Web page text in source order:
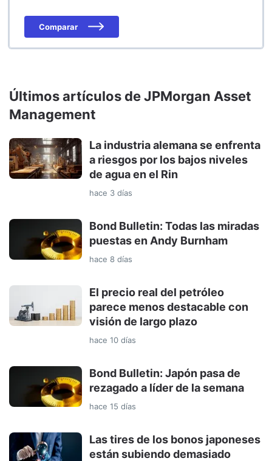
Comparar
Últimos artículos de JPMorgan Asset
Management
La industria alemana se enfrenta
a riesgos por los bajos niveles
de agua en el Rin
hace 3 días
Bond Bulletin: Todas las miradas
puestas en Andy Burnham
hace 8 días
El precio real del petróleo
parece menos destacable con
visión de largo plazo
hace 10 días
Bond Bulletin: Japón pasa de
rezagado a líder de la semana
hace 15 días
Las tires de los bonos japoneses
están subiendo demasiado